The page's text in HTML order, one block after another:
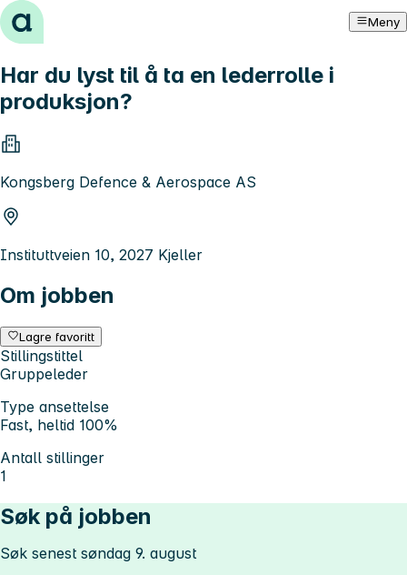
Hopp til innhold Meny
Har du lyst til å ta en lederrolle i
produksjon?
Kongsberg Defence & Aerospace AS
Instituttveien 10, 2027 Kjeller
Om jobben
Lagre favoritt
Stillingstittel
Gruppeleder
Type ansettelse
Fast, heltid 100%
Antall stillinger
1
Søk på jobben
Søk senest søndag 9. august